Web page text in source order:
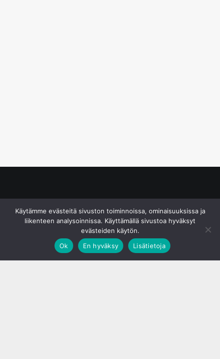
Käytämme evästeitä sivuston toiminnoissa, ominaisuuksissa ja
liikenteen analysoinnissa. Käyttämällä sivustoa hyväksyt
evästeiden käytön.
Ok
En hyväksy Lisätietoja